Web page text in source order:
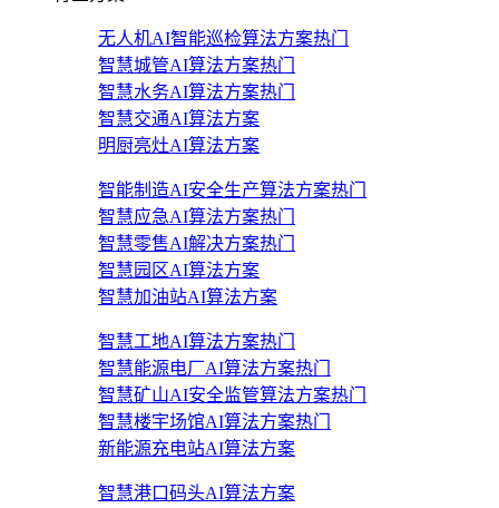
无人机AI智能巡检算法方案热门
智慧城管AI算法方案热门
智慧水务AI算法方案热门
智慧交通AI算法方案
明厨亮灶AI算法方案
智能制造AI安全生产算法方案热门
智慧应急AI算法方案热门
智慧零售AI解决方案热门
智慧园区AI算法方案
智慧加油站AI算法方案
智慧工地AI算法方案热门
智慧能源电厂AI算法方案热门
智慧矿山AI安全监管算法方案热门
智慧楼宇场馆AI算法方案热门
新能源充电站AI算法方案
智慧港口码头AI算法方案